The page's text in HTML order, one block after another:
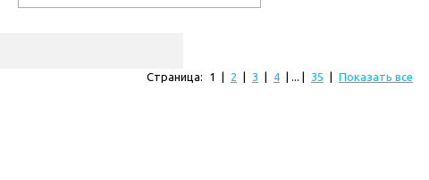
Страница: 1 2 3 4 | ... | 35 Показать все